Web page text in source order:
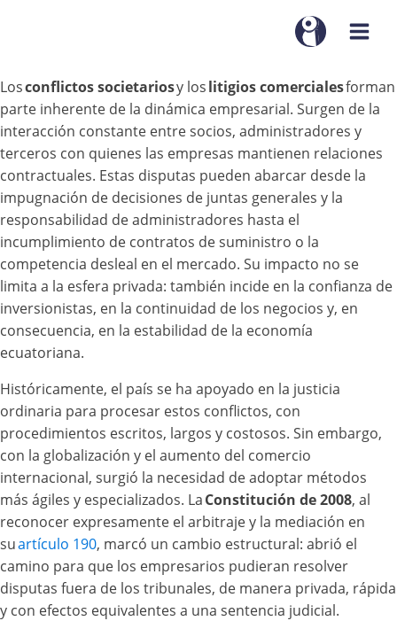
Losconflictos societariosy loslitigios comercialesforman
parte inherente de la dinámica empresarial. Surgen de la
interacción constante entre socios, administradores y
terceros con quienes las empresas mantienen relaciones
contractuales. Estas disputas pueden abarcar desde la
impugnación de decisiones de juntas generales y la
responsabilidad de administradores hasta el
incumplimiento de contratos de suministro o la
competencia desleal en el mercado. Su impacto no se
limita a la esfera privada: también incide en la confianza de
inversionistas, en la continuidad de los negocios y, en
consecuencia, en la estabilidad de la economía
ecuatoriana.
Históricamente, el país se ha apoyado en la justicia
ordinaria para procesar estos conflictos, con
procedimientos escritos, largos y costosos. Sin embargo,
con la globalización y el aumento del comercio
internacional, surgió la necesidad de adoptar métodos
más ágiles y especializados. LaConstitución de 2008, al
reconocer expresamente el arbitraje y la mediación en
suartículo 190, marcó un cambio estructural: abrió el
camino para que los empresarios pudieran resolver
disputas fuera de los tribunales, de manera privada, rápida
y con efectos equivalentes a una sentencia judicial.